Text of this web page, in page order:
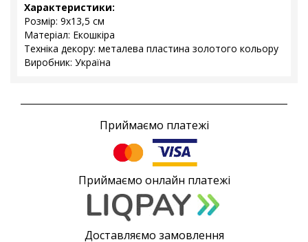
Характеристики:
Розмір: 9x13,5 см
Матеріал: Екошкіра
Техніка декору: металева пластина золотого кольору
Виробник: Україна
Приймаємо платежі
Приймаємо онлайн платежі
Доставляємо замовлення